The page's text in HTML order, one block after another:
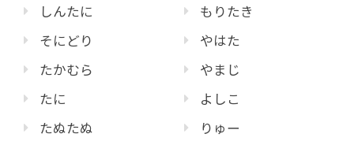
しんたに
そにどり
たかむら
たに
たぬたぬ
もりたき
やはた
やまじ
よしこ
りゅー